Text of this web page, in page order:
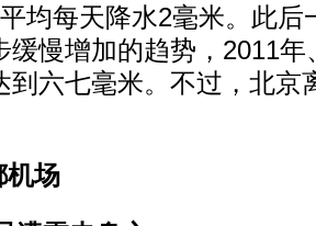
均每天降水2毫米。此后
缓慢增加的趋势，2011
到六七毫米。不过，北京
场